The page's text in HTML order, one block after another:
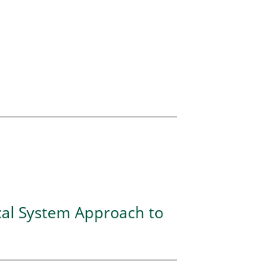
System Approach to